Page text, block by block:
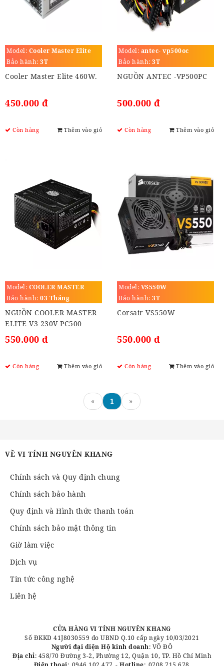
Model: Cooler Master Elite
460W.
Bảo hành: 3T
Cooler Master Elite 460W.
450.000 đ
Còn hàng Thêm vào giỏ
Model: antec- vp500oc
Bảo hành: 3T
NGUỒN ANTEC -VP500PC
500.000 đ
Còn hàng Thêm vào giỏ
Model: COOLER MASTER
ELITE V3 230V 500W
Bảo hành: 03 Tháng
NGUỒN COOLER MASTER
ELITE V3 230V PC500
500W (BLACK)
550.000 đ
Còn hàng Thêm vào giỏ
Model: VS550W
Bảo hành: 3T
Corsair VS550W
550.000 đ
Còn hàng Thêm vào giỏ
« 1 »
VỀ VI TÍNH NGUYÊN KHANG
Chính sách và Quy định chung
Chính sách bảo hành
Quy định và Hình thức thanh toán
Chính sách bảo mật thông tin
Giờ làm việc
Dịch vụ
Tin tức công nghệ
Liên hệ
CỬA HÀNG VI TÍNH NGUYÊN KHANG
Số ĐKKD 41J8030559 do UBND Q.10 cấp ngày 10/03/2021
Người đại diện Hộ kinh doanh: VÕ ĐÔ
Địa chỉ: 458/70 Đường 3-2, Phường 12, Quận 10, TP. Hồ Chí Minh